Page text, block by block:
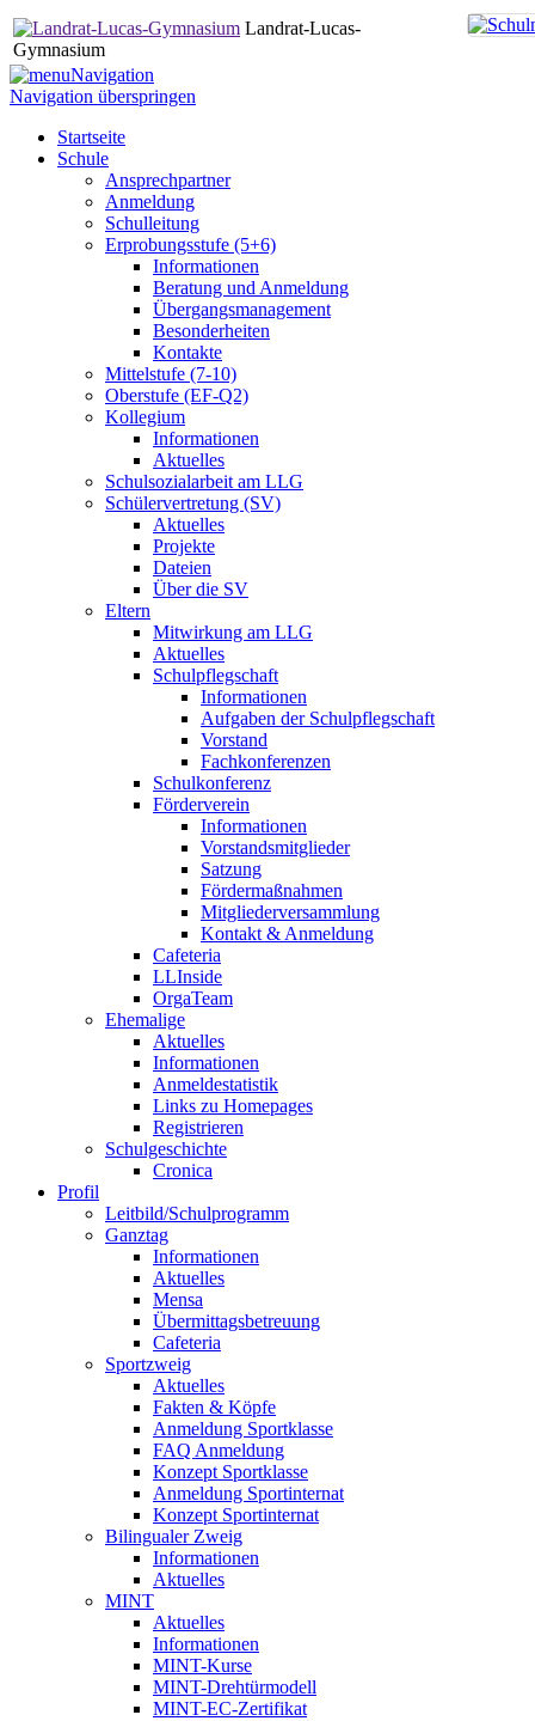
Landrat-Lucas-
Gymnasium
Navigation
Navigation überspringen
Startseite
Schule
Ansprechpartner
Anmeldung
Schulleitung
Erprobungsstufe (5+6)
Informationen
Beratung und Anmeldung
Übergangsmanagement
Besonderheiten
Kontakte
Mittelstufe (7-10)
Oberstufe (EF-Q2)
Kollegium
Informationen
Aktuelles
Schulsozialarbeit am LLG
Schülervertretung (SV)
Aktuelles
Projekte
Dateien
Über die SV
Eltern
Mitwirkung am LLG
Aktuelles
Schulpflegschaft
Informationen
Aufgaben der Schulpflegschaft
Vorstand
Fachkonferenzen
Schulkonferenz
Förderverein
Informationen
Vorstandsmitglieder
Satzung
Fördermaßnahmen
Mitgliederversammlung
Kontakt & Anmeldung
Cafeteria
LLInside
OrgaTeam
Ehemalige
Aktuelles
Informationen
Anmeldestatistik
Links zu Homepages
Registrieren
Schulgeschichte
Cronica
Profil
Leitbild/Schulprogramm
Ganztag
Informationen
Aktuelles
Mensa
Übermittagsbetreuung
Cafeteria
Sportzweig
Aktuelles
Fakten & Köpfe
Anmeldung Sportklasse
FAQ Anmeldung
Konzept Sportklasse
Anmeldung Sportinternat
Konzept Sportinternat
Bilingualer Zweig
Informationen
Aktuelles
MINT
Aktuelles
Informationen
MINT-Kurse
MINT-Drehtürmodell
MINT-EC-Zertifikat